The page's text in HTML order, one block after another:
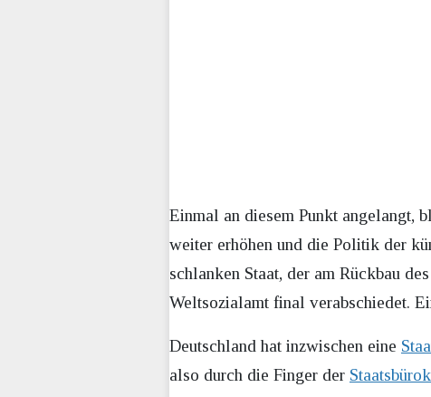
Einmal an diesem Punkt angelangt,
weiter erhöhen und die Politik der
schlanken Staat, der am Rückbau
Weltsozialamt final verabschiedet.
Deutschland hat inzwischen eine
also durch die Finger der